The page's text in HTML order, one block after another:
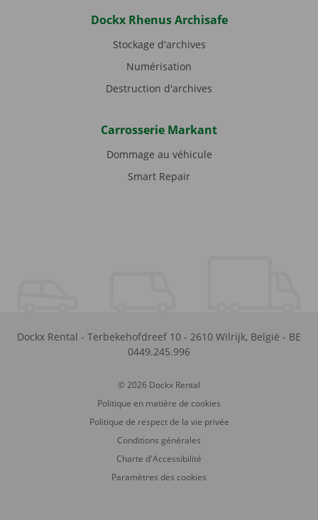
Dockx Rhenus Archisafe
Stockage d'archives
Numérisation
Destruction d'archives
Carrosserie Markant
Dommage au véhicule
Smart Repair
Dockx Rental - Terbekehofdreef 10 - 2610 Wilrijk, België - BE
0449.245.996
© 2026 Dockx Rental
Politique en matière de cookies
Politique de respect de la vie privée
Conditions générales
Charte d'Accessibilité
Paramètres des cookies